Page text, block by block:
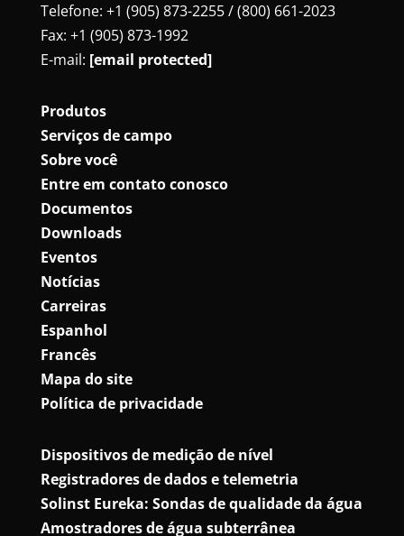
Telefone: +1 (905) 873-2255 / (800) 661-2023
Fax: +1 (905) 873-1992
E-mail: [email protected]
Produtos
Serviços de campo
Sobre você
Entre em contato conosco
Documentos
Downloads
Eventos
Notícias
Carreiras
Espanhol
Francês
Mapa do site
Política de privacidade
Dispositivos de medição de nível
Registradores de dados e telemetria
Solinst Eureka: Sondas de qualidade da água
Amostradores de água subterrânea